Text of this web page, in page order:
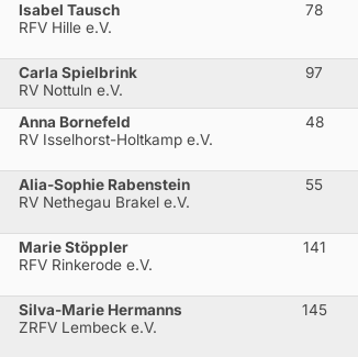
Isabel Tausch
RFV Hille e.V.
78
Carla Spielbrink
RV Nottuln e.V.
97
Anna Bornefeld
RV Isselhorst-Holtkamp e.V.
48
Alia-Sophie Rabenstein
RV Nethegau Brakel e.V.
55
Marie Stöppler
RFV Rinkerode e.V.
141
Silva-Marie Hermanns
ZRFV Lembeck e.V.
145